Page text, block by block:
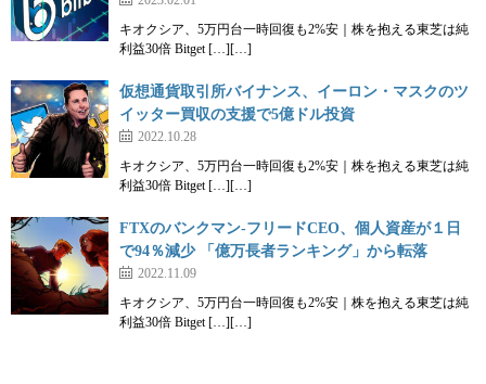
キオクシア、5万円台一時回復も2%安｜株を抱える東芝は純
利益30倍 Bitget […][…]
仮想通貨取引所バイナンス、イーロン・マスクのツ
イッター買収の支援で5億ドル投資
2022.10.28
キオクシア、5万円台一時回復も2%安｜株を抱える東芝は純
利益30倍 Bitget […][…]
FTXのバンクマン-フリードCEO、個人資産が１日
で94％減少 「億万長者ランキング」から転落
2022.11.09
キオクシア、5万円台一時回復も2%安｜株を抱える東芝は純
利益30倍 Bitget […][…]